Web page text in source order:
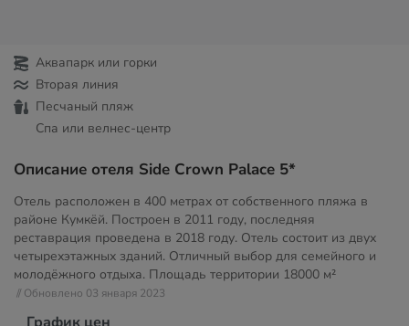
Аквапарк или горки
Вторая линия
Песчаный пляж
Спа или велнес-центр
Описание отеля Side Crown Palace 5*
Отель расположен в 400 метрах от собственного пляжа в
районе Кумкёй. Построен в 2011 году, последняя
реставрация проведена в 2018 году. Отель состоит из двух
четырехэтажных зданий. Отличный выбор для семейного и
молодёжного отдыха. Площадь территории 18000 м²
// Обновлено 03 января 2023